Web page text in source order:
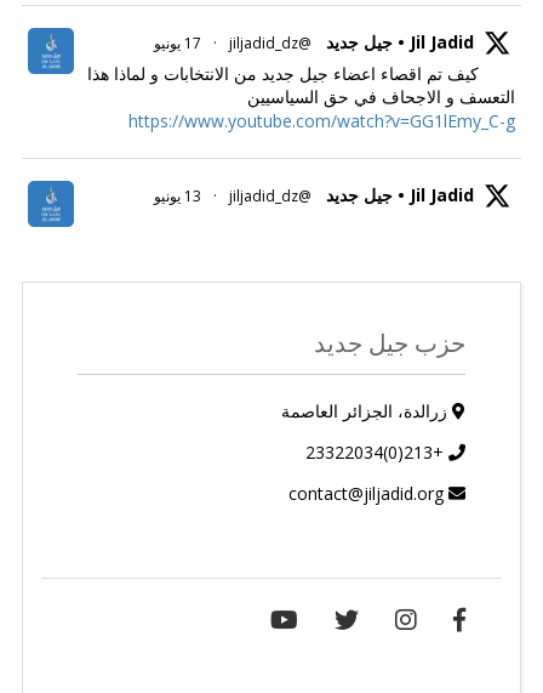
Jil Jadid • جيل جديد @jiljadid_dz
· 17 يونيو
كيف تم اقصاء اعضاء جيل جديد من الانتخابات و لماذا هذا
التعسف و الاجحاف في حق السياسيين
https://www.youtube.com/watch?v=GG1lEmy_C-g
Jil Jadid • جيل جديد @jiljadid_dz
· 13 يونيو
حزب جيل جديد
زرالدة، الجزائر العاصمة
+213(0)23322034
contact@jiljadid.org